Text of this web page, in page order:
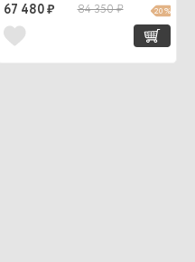
67 480 ₽ 84 350 ₽ 20 %